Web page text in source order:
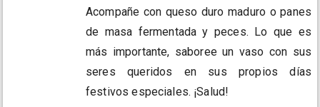
Acompañe con queso duro maduro o panes
de masa fermentada y peces. Lo que es
más importante, saboree un vaso con sus
seres queridos en sus propios días
festivos especiales. ¡Salud!